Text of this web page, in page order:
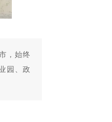
，始终
园、政